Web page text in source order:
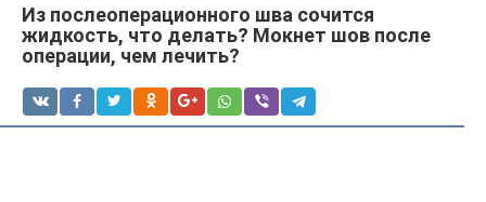
Из послеоперационного шва сочится
жидкость, что делать? Мокнет шов после
операции, чем лечить?